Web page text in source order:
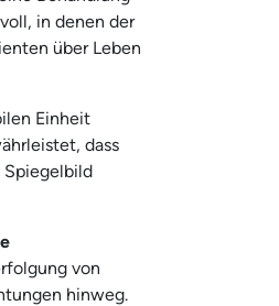
in denen der
über Leben
Einheit
dass
Spiegelbild
von
hinweg.